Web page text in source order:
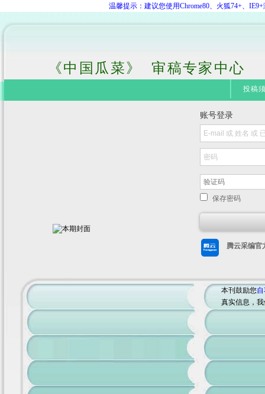
温馨提示：建议您使用Chrome80、火狐74+、
《中国瓜菜》 审稿专家中心
投稿
账号登录
保存密码
腾云采编官
本刊鼓励您
真实信息，